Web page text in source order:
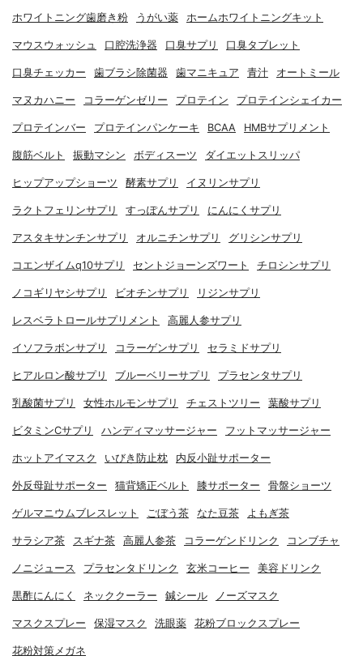
ホワイトニング歯磨き粉 うがい薬 ホームホワイトニングキット
マウスウォッシュ 口腔洗浄器 口臭サプリ 口臭タブレット
口臭チェッカー 歯ブラシ除菌器 歯マニキュア 青汁 オートミール
マヌカハニー コラーゲンゼリー プロテイン プロテインシェイカー
プロテインバー プロテインパンケーキ BCAA HMBサプリメント
腹筋ベルト 振動マシン ボディスーツ ダイエットスリッパ
ヒップアップショーツ 酵素サプリ イヌリンサプリ
ラクトフェリンサプリ すっぽんサプリ にんにくサプリ
アスタキサンチンサプリ オルニチンサプリ グリシンサプリ
コエンザイムq10サプリ セントジョーンズワート チロシンサプリ
ノコギリヤシサプリ ビオチンサプリ リジンサプリ
レスベラトロールサプリメント 高麗人参サプリ
イソフラボンサプリ コラーゲンサプリ セラミドサプリ
ヒアルロン酸サプリ ブルーベリーサプリ プラセンタサプリ
乳酸菌サプリ 女性ホルモンサプリ チェストツリー 葉酸サプリ
ビタミンCサプリ ハンディマッサージャー フットマッサージャー
ホットアイマスク いびき防止枕 内反小趾サポーター
外反母趾サポーター 猫背矯正ベルト 膝サポーター 骨盤ショーツ
ゲルマニウムブレスレット ごぼう茶 なた豆茶 よもぎ茶
サラシア茶 スギナ茶 高麗人参茶 コラーゲンドリンク コンブチャ
ノニジュース プラセンタドリンク 玄米コーヒー 美容ドリンク
黒酢にんにく ネッククーラー 鍼シール ノーズマスク
マスクスプレー 保湿マスク 洗眼薬 花粉ブロックスプレー
花粉対策メガネ